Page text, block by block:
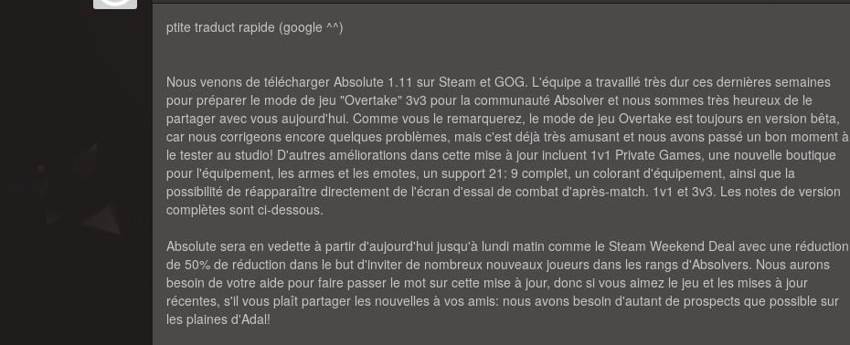
ptite traduct rapide (google ^^)
Nous venons de télécharger Absolute 1.11 sur Steam et GOG. L'équipe a travaillé très dur ces dernières semaines
pour préparer le mode de jeu "Overtake" 3v3 pour la communauté Absolver et nous sommes très heureux de le
partager avec vous aujourd'hui. Comme vous le remarquerez, le mode de jeu Overtake est toujours en version bêta,
car nous corrigeons encore quelques problèmes, mais c'est déjà très amusant et nous avons passé un bon moment à
le tester au studio! D'autres améliorations dans cette mise à jour incluent 1v1 Private Games, une nouvelle boutique
pour l'équipement, les armes et les emotes, un support 21: 9 complet, un colorant d'équipement, ainsi que la
possibilité de réapparaître directement de l'écran d'essai de combat d'après-match. 1v1 et 3v3. Les notes de version
complètes sont ci-dessous.
Absolute sera en vedette à partir d'aujourd'hui jusqu'à lundi matin comme le Steam Weekend Deal avec une réduction
de 50% de réduction dans le but d'inviter de nombreux nouveaux joueurs dans les rangs d'Absolvers. Nous aurons
besoin de votre aide pour faire passer le mot sur cette mise à jour, donc si vous aimez le jeu et les mises à jour
récentes, s'il vous plaît partager les nouvelles à vos amis: nous avons besoin d'autant de prospects que possible sur
les plaines d'Adal!